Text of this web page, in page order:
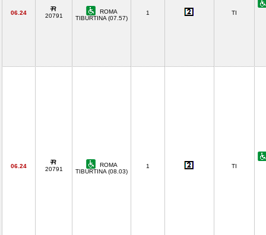
06.24 20791
ROMA
TIBURTINA (07.57)
1 TI
06.24 20791
ROMA
TIBURTINA (08.03)
1 TI